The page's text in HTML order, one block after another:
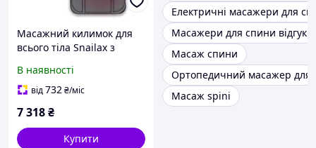
Масажний килимок для
всього тіла Snailax з
подушка з 5 режимами
масажу та 3 рівнями
спини
В наявності
від732₴/міс
7 318₴
Купити
Електричні масажери для
Масажери для спини відгуки
Масаж спини
Ортопедичний масажер для
Масаж spini